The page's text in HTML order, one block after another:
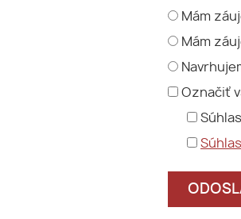
Mám
Mám
Označiť